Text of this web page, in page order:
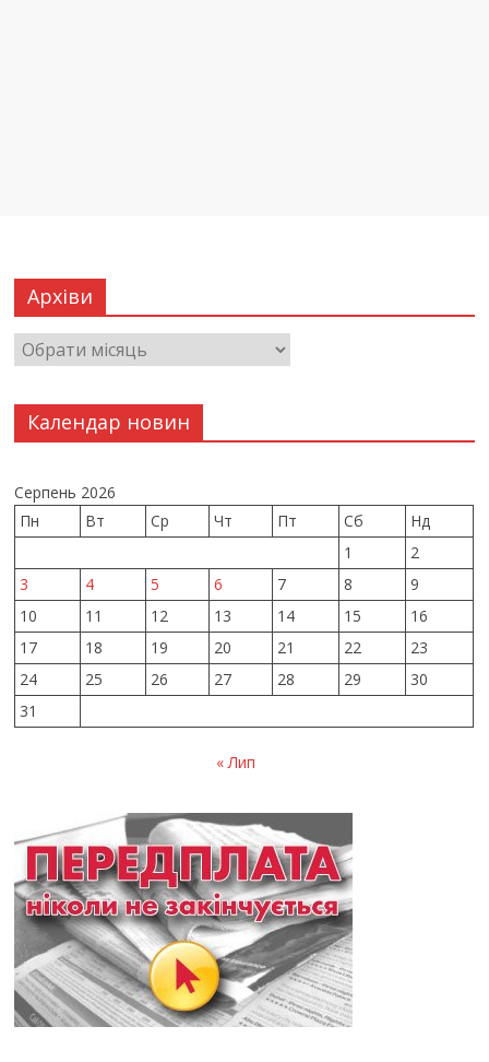
Архіви
Календар новин
Серпень 2026
Пн
Вт Ср Чт Пт Сб
Нд
1
2
3
4 5 6 7 8
9
10
11 12 13 14 15
16
17
18 19 20 21 22
23
24
25 26 27 28 29
30
31
« Лип